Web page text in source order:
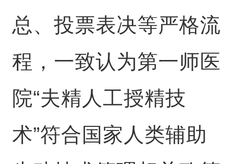
总、投票表决等严格流
程，一致认为第一师医
院“夫精人工授精技
术”符合国家人类辅助